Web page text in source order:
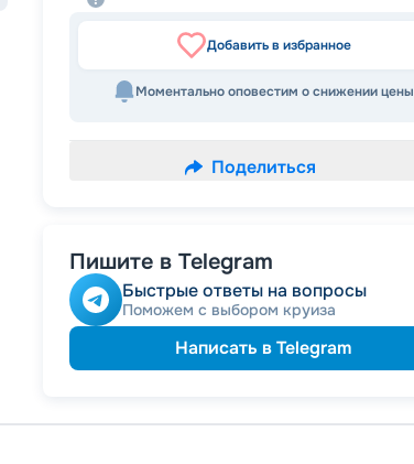
Добавить в избранное
Моментально оповестим о снижении цены
Поделиться
Пишите в Telegram
Быстрые ответы на вопросы
Поможем с выбором круиза
Написать в Telegram